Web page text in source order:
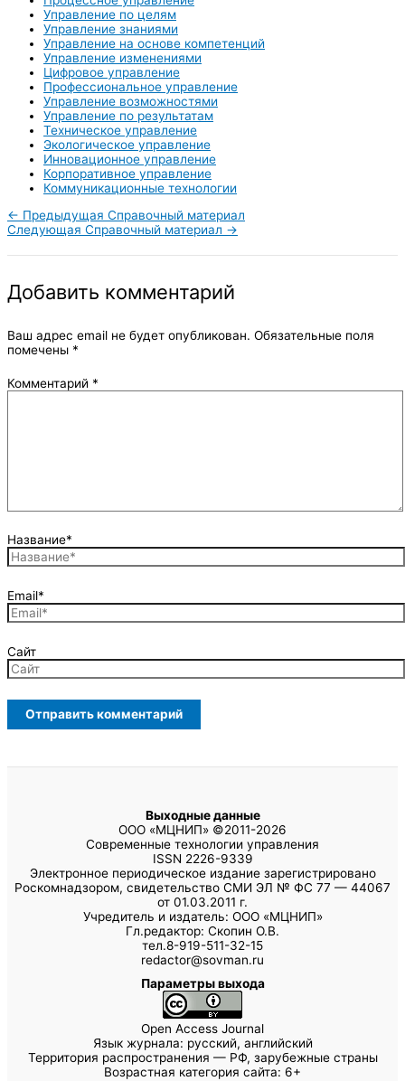
Управление по целям
Управление знаниями
Управление на основе компетенций
Управление изменениями
Цифровое управление
Профессиональное управление
Управление возможностями
Управление по результатам
Техническое управление
Экологическое управление
Инновационное управление
Корпоративное управление
Коммуникационные технологии
← Предыдущая Справочный материал
Следующая Справочный материал →
Добавить комментарий
Ваш адрес email не будет опубликован. Обязательные поля
помечены *
Комментарий *
Название*
Email*
Сайт
Выходные данные
ООО «МЦНИП» ©2011-2026
Современные технологии управления
ISSN 2226-9339
Электронное периодическое издание зарегистрировано
Роскомнадзором, свидетельство СМИ ЭЛ № ФС 77 — 44067
от 01.03.2011 г.
Учредитель и издатель: ООО «МЦНИП»
Гл.редактор: Скопин О.В.
тел.8-919-511-32-15
redactor@sovman.ru
Параметры выхода
Open Access Journal
Язык журнала: русский, английский
Территория распространения — РФ, зарубежные страны
Возрастная категория сайта: 6+